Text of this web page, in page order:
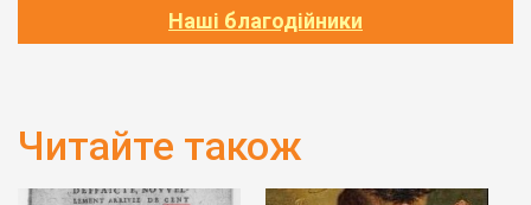
Наші благодійники
Читайте також